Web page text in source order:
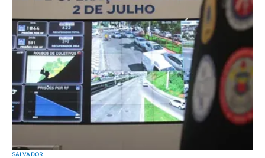
SALVADOR